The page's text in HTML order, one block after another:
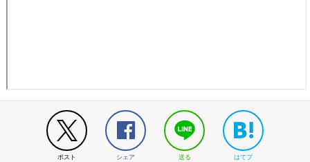
ポスト シェア 送る はてブ